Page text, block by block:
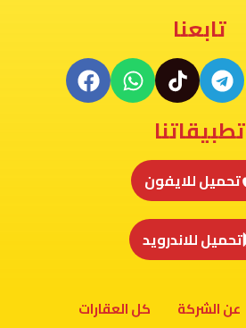
تابعنا
تطبيقاتنا
تحميل للايفون
تحميل للاندرويد
عن الشركة
كل العقارات